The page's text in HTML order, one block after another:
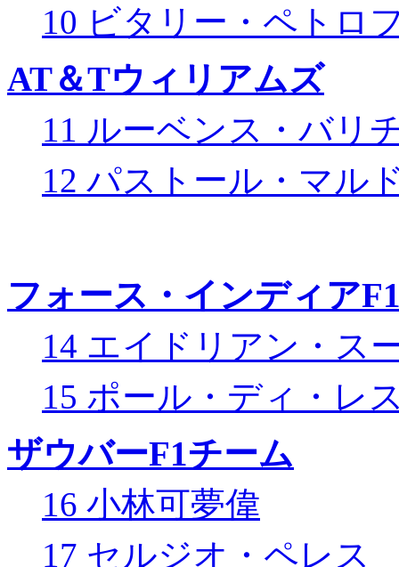
10 ビタリー・ペトロ
AT＆Tウィリアムズ
11 ルーベンス・バリ
12 パストール・マル
フォース・インディア
14 エイドリアン・ス
15 ポール・ディ・レ
ザウバーF1チーム
16 小林可夢偉
17 セルジオ・ペレス